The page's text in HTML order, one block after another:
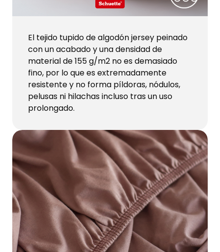
El tejido tupido de algodón jersey peinado
con un acabado y una densidad de
material de 155 g/m2 no es demasiado
fino, por lo que es extremadamente
resistente y no forma píldoras, nódulos,
pelusas ni hilachas incluso tras un uso
prolongado.